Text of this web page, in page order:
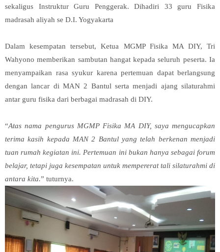
sekaligus Instruktur Guru Penggerak. Dihadiri 33 guru Fisika
madrasah aliyah se D.I. Yogyakarta
Dalam kesempatan tersebut, Ketua MGMP Fisika MA DIY, Tri
Wahyono memberikan sambutan hangat kepada seluruh peserta. Ia
menyampaikan rasa syukur karena pertemuan dapat berlangsung
dengan lancar di MAN 2 Bantul serta menjadi ajang silaturahmi
antar guru fisika dari berbagai madrasah di DIY.
“Atas nama pengurus MGMP Fisika MA DIY, saya mengucapkan
terima kasih kepada MAN 2 Bantul yang telah berkenan menjadi
tuan rumah kegiatan ini. Pertemuan ini bukan hanya sebagai forum
belajar, tetapi juga kesempatan untuk mempererat tali silaturahmi di
antara kita.” tuturnya.